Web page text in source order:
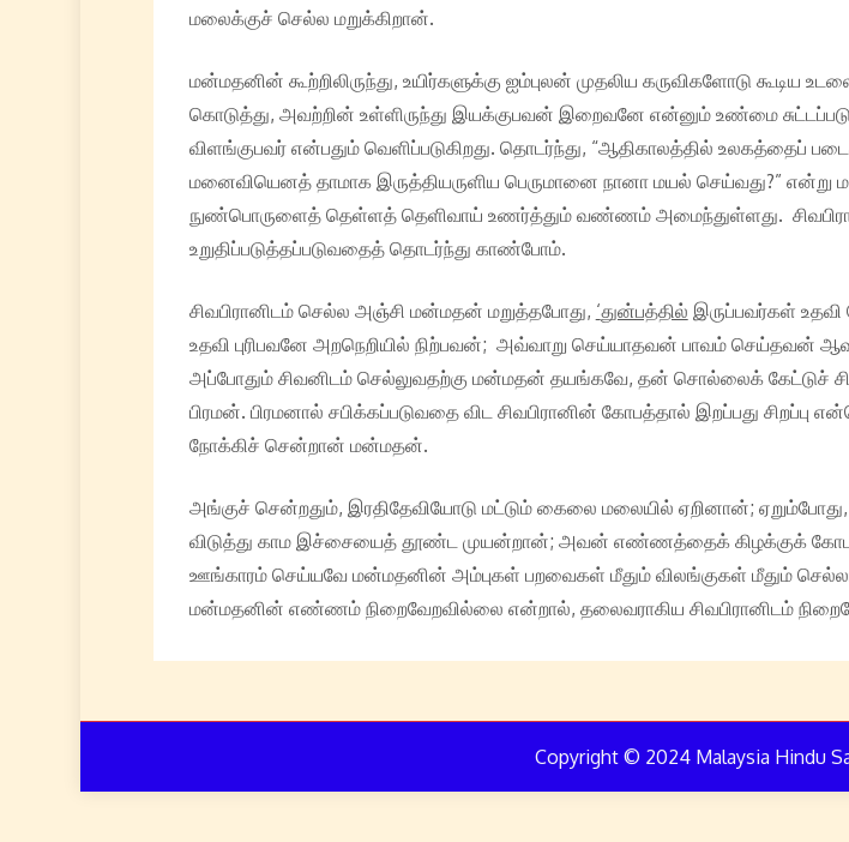
மலைக்குச் செல்ல மறுக்கிறான்.
மன்மதனின் கூற்றிலிருந்து, உயிர்களுக்கு ஐம்புலன் முதலிய கருவிகளோடு
கொடுத்து, அவற்றின் உள்ளிருந்து இயக்குபவன் இறைவனே என்னும் உண்மை
விளங்குபவர் என்பதும் வெளிப்படுகிறது. தொடர்ந்து, “ஆதிகாலத்தில் உலகத்தைப்
மனைவியெனத் தாமாக இருத்தியருளிய பெருமானை நானா மயல் செய்வது?”
நுண்பொருளைத் தெள்ளத் தெளிவாய் உணர்த்தும் வண்ணம் அமைந்துள்ளது.
உறுதிப்படுத்தப்படுவதைத் தொடர்ந்து காண்போம்.
சிவபிரானிடம் செல்ல அஞ்சி மன்மதன் மறுத்தபோது, ‘துன்பத்தில் இருப்பவர்கள்
உதவி புரிபவனே அறநெறியில் நிற்பவன்; அவ்வாறு செய்யாதவன் பாவம் செய்தவன்
அப்போதும் சிவனிடம் செல்லுவதற்கு மன்மதன் தயங்கவே, தன் சொல்லைக் கேட்டுச்
பிரமன். பிரமனால் சபிக்கப்படுவதை விட சிவபிரானின் கோபத்தால் இறப்பது
நோக்கிச் சென்றான் மன்மதன்.
அங்குச் சென்றதும், இரதிதேவியோடு மட்டும் கைலை மலையில் ஏறினான்;
விடுத்து காம இச்சையைத் தூண்ட முயன்றான்; அவன் எண்ணத்தைக் கிழக்குக் கோபுர
ஊங்காரம் செய்யவே மன்மதனின் அம்புகள் பறவைகள் மீதும் விலங்குகள் மீதும்
மன்மதனின் எண்ணம் நிறைவேறவில்லை என்றால், தலைவராகிய சிவபிரானிடம்
Copyright © 2024 Malaysia Hindu